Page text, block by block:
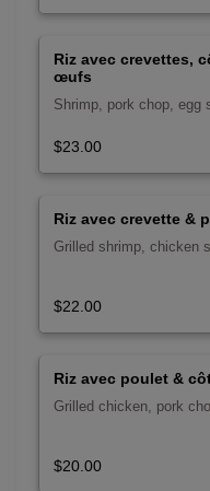
Riz avec crevettes,
œufs
Shrimp, pork chop, egg
$23.00
Riz avec crevette &
Grilled shrimp, chicken
$22.00
Riz avec poulet &
Grilled chicken, pork
$20.00